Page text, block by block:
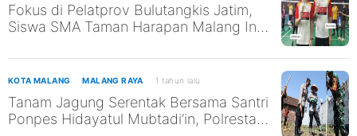
Fokus di Pelatprov Bulutangkis Jatim,
Siswa SMA Taman Harapan Malang Ini
KOTA MALANG MALANG RAYA 1 tahun lalu
Tanam Jagung Serentak Bersama Santri
Ponpes Hidayatul Mubtadi’in, Polresta